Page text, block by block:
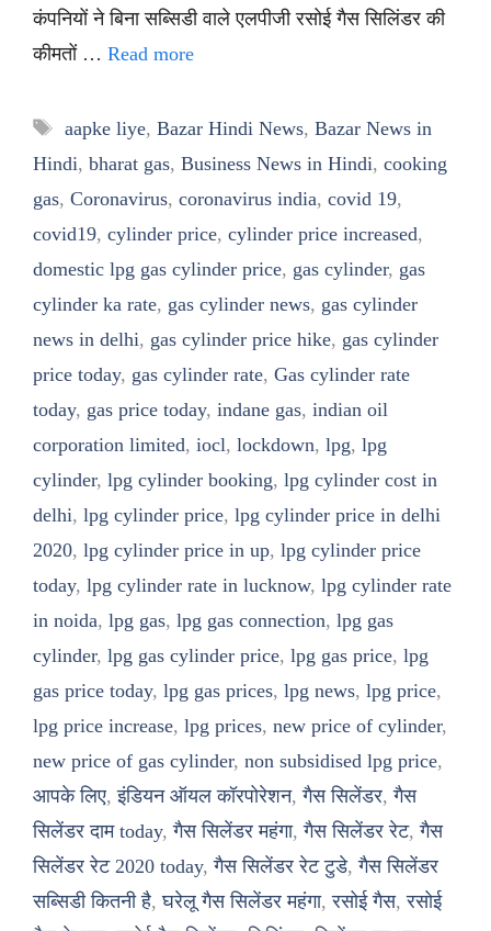
कंपनियों ने बिना सब्सिडी वाले एलपीजी रसोई गैस सिलिंडर की
कीमतों … Read more
Tags
aapke liye, Bazar Hindi News, Bazar News in
Hindi, bharat gas, Business News in Hindi, cooking
gas, Coronavirus, coronavirus india, covid 19,
covid19, cylinder price, cylinder price increased,
domestic lpg gas cylinder price, gas cylinder, gas
cylinder ka rate, gas cylinder news, gas cylinder
news in delhi, gas cylinder price hike, gas cylinder
price today, gas cylinder rate, Gas cylinder rate
today, gas price today, indane gas, indian oil
corporation limited, iocl, lockdown, lpg, lpg
cylinder, lpg cylinder booking, lpg cylinder cost in
delhi, lpg cylinder price, lpg cylinder price in delhi
2020, lpg cylinder price in up, lpg cylinder price
today, lpg cylinder rate in lucknow, lpg cylinder rate
in noida, lpg gas, lpg gas connection, lpg gas
cylinder, lpg gas cylinder price, lpg gas price, lpg
gas price today, lpg gas prices, lpg news, lpg price,
lpg price increase, lpg prices, new price of cylinder,
new price of gas cylinder, non subsidised lpg price,
आपके लिए,इंडियन ऑयल कॉरपोरेशन,गैस सिलेंडर,गैस
सिलेंडर दाम today,गैस सिलेंडर महंगा,गैस सिलेंडर रेट,गैस
सिलेंडर रेट 2020 today,गैस सिलेंडर रेट टुडे,गैस सिलेंडर
सब्सिडी कितनी है,घरेलू गैस सिलेंडर महंगा,रसोई गैस,रसोई